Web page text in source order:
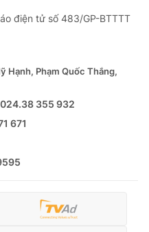
điện tử số 483/GP-BTTTT
Hạnh, Phạm Quốc Thắng,
355 932
671